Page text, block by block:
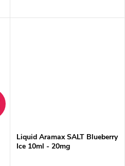
Liquid Aramax SALT Blueberry
Ice 10ml - 20mg